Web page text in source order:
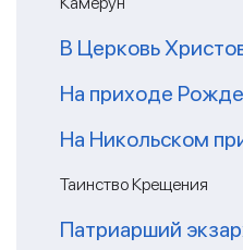
В Церковь
На приходе
На Никольском
Таинство Крещения
Патриарший